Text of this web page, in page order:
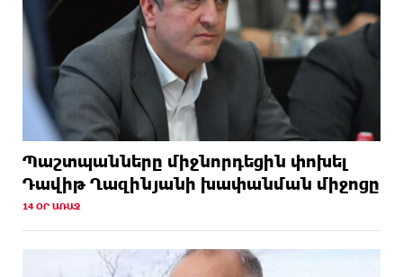
Պաշտպանները միջնորդեցին փոխել
Դավիթ Ղազինյանի խափանման միջոցը
14 ՕՐ ԱՌԱՋ